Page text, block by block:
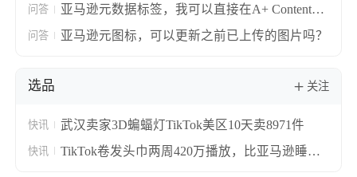
问答
亚马逊元数据标签，我可以直接在A+ Content
Manager中标记图片，而不在上传前标记文件
吗？
问答 亚马逊元图标，可以更新之前已上传的图片吗？
选品 关注
快讯 武汉卖家3D蝙蝠灯TikTok美区10天卖8971件
快讯
TikTok卷发头巾两周420万播放，比亚马逊睡帽